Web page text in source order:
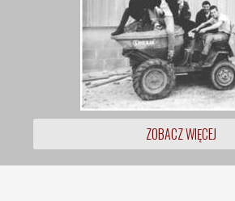
ZOBACZ WIĘCEJ